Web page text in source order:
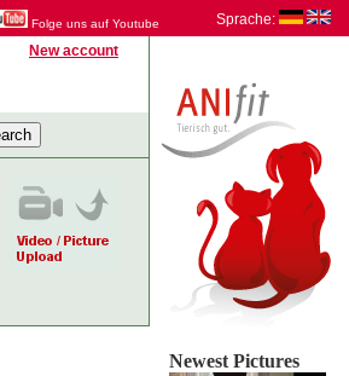
Folge uns auf Youtube
Sprache:
New account
Newest Pictures